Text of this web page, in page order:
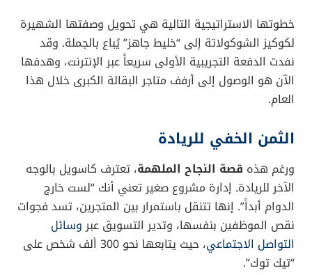
خطوتها الاستراتيجية التالية هي تحويل وصفتها الشهيرة
لكوكيز الشوكولاتة إلى “خليط جاهز” يُباع بالجملة. وقد
نفدت الدفعة التجريبية الأولى سريعاً عبر الإنترنت، وهدفها
الآن هو الوصول إلى أرفف متاجر البقالة الكبرى خلال هذا
العام.
الثمن الخفي للريادة
ورغم هذه قصة النجاح الملهمة، تعترف كاسويل بالوجه
الآخر للريادة. إدارة مشروع صغير تعني أنك “لست خارج
الدوام أبداً”. إنها تتنقل باستمرار بين المتجرين، تسد فجوات
نقص الموظفين بنفسها، وتدير التسويق عبروسائل
التواصل الاجتماعي
، حيث يتابعها نحو 300 ألف شخص على
“تيك توك”.